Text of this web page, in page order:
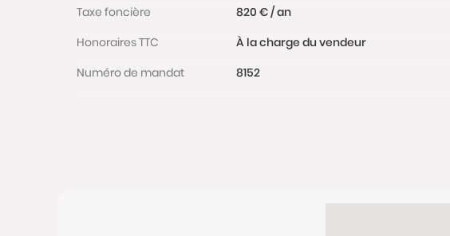
Taxe foncière
820 € / an
Honoraires TTC
À la charge du vendeur
Numéro de mandat
8152